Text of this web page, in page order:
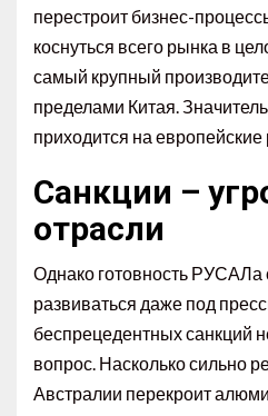
перестроит бизнес-
коснуться всего рынка в
самый крупный
пределами Китая.
приходится на европейские
Санкции –
отрасли
Однако готовность РУСАЛа
развиваться даже под
беспрецедентных санкций
вопрос. Насколько сильно
Австралии перекроит